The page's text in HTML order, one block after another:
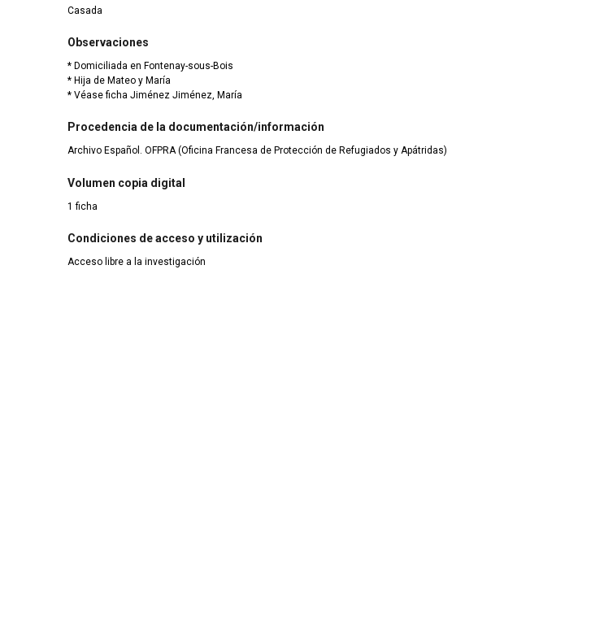
Casada
Observaciones
* Domiciliada en Fontenay-sous-Bois
* Hija de Mateo y María
* Véase ficha Jiménez Jiménez, María
Procedencia de la documentación/información
Archivo Español. OFPRA (Oficina Francesa de Protección de Refugiados y Apátridas)
Volumen copia digital
1 ficha
Condiciones de acceso y utilización
Acceso libre a la investigación